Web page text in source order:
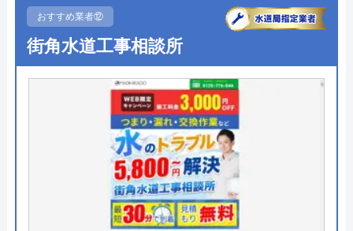
●定休日
●出張見積もり 出張見積もり無料
●支払い方法 現金、クレジットカード
約10万件以上
―
詳細は公式HPでご確認ください
水道修理プロがおすすめの理由
おすすめ業者⑫
街角水道工事相談所